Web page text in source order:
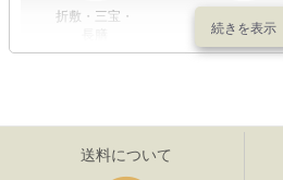
折敷・三宝・
送料について